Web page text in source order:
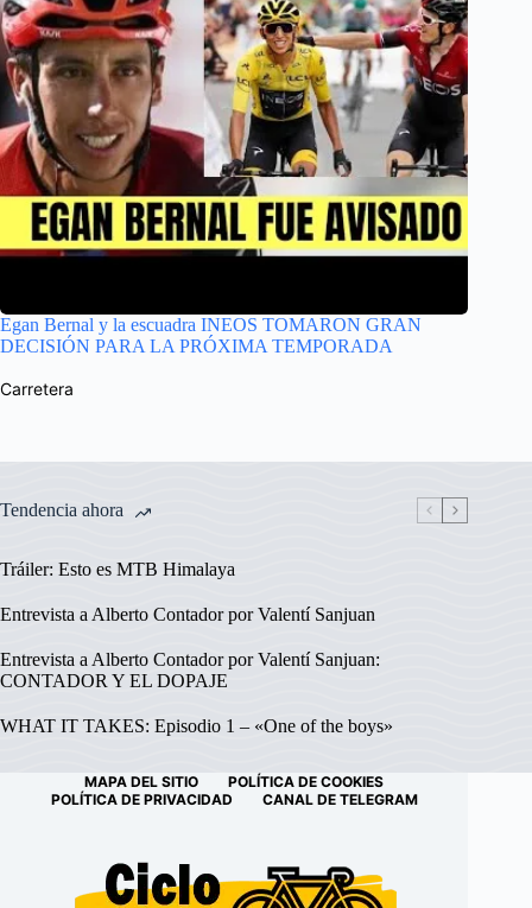
Egan Bernal y la escuadra INEOS TOMARON GRAN
DECISIÓN PARA LA PRÓXIMA TEMPORADA
Carretera
Tendencia ahora
Tráiler: Esto es MTB Himalaya
Entrevista a Alberto Contador por Valentí Sanjuan
Entrevista a Alberto Contador por Valentí Sanjuan:
CONTADOR Y EL DOPAJE
WHAT IT TAKES: Episodio 1 – «One of the boys»
MAPA DEL SITIO
POLÍTICA DE COOKIES
POLÍTICA DE PRIVACIDAD
CANAL DE TELEGRAM